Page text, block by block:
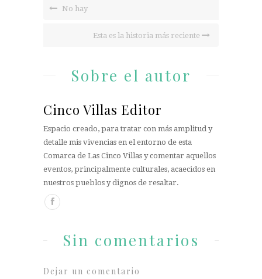
No hay
Esta es la historia más reciente
Sobre el autor
Cinco Villas Editor
Espacio creado, para tratar con más amplitud y
detalle mis vivencias en el entorno de esta
Comarca de Las Cinco Villas y comentar aquellos
eventos, principalmente culturales, acaecidos en
nuestros pueblos y dignos de resaltar.
Sin comentarios
Dejar un comentario